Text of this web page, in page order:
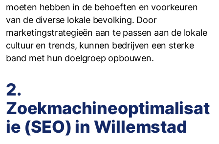
moeten hebben in de behoeften en voorkeuren
van de diverse lokale bevolking. Door
marketingstrategieën aan te passen aan de lokale
cultuur en trends, kunnen bedrijven een sterke
band met hun doelgroep opbouwen.
2.
Zoekmachineoptimalisat
ie (SEO) in Willemstad